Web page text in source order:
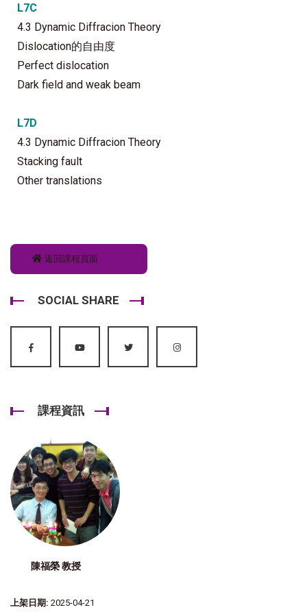
L7C
4.3 Dynamic Diffracion Theory
Dislocation的自由度
Perfect dislocation
Dark field and weak beam
L7D
4.3 Dynamic Diffracion Theory
Stacking fault
Other translations
返回課程頁面
SOCIAL SHARE
課程資訊
陳福榮 教授
上架日期: 2025-04-21